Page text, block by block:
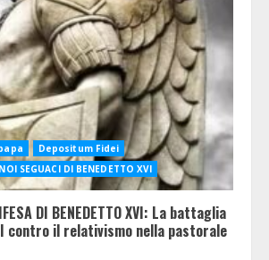
Depositum Fidei
SEGUACI DI BENEDETTO XVI
DI BENEDETTO XVI: La battaglia
contro il relativismo nella pastorale